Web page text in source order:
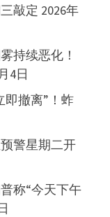
敲定 2026年
持续恶化！
4日
即撤离”！蚱
警星期二开
称“今天下午